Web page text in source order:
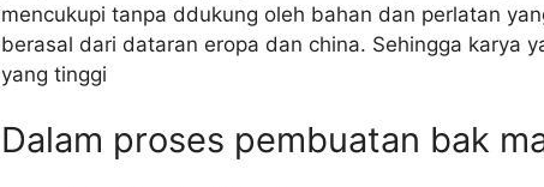
mencukupi tanpa ddukung oleh bahan dan perlatan
berasal dari dataran eropa dan china. Sehingga karya
yang tinggi
Dalam proses pembuatan bak